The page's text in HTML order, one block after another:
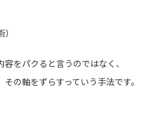
をパクると言うのではなく、
の軸をずらすっていう手法です。